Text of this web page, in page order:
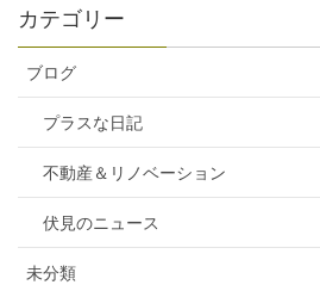
カテゴリー
ブログ
プラスな日記
不動産＆リノベーション
伏見のニュース
未分類